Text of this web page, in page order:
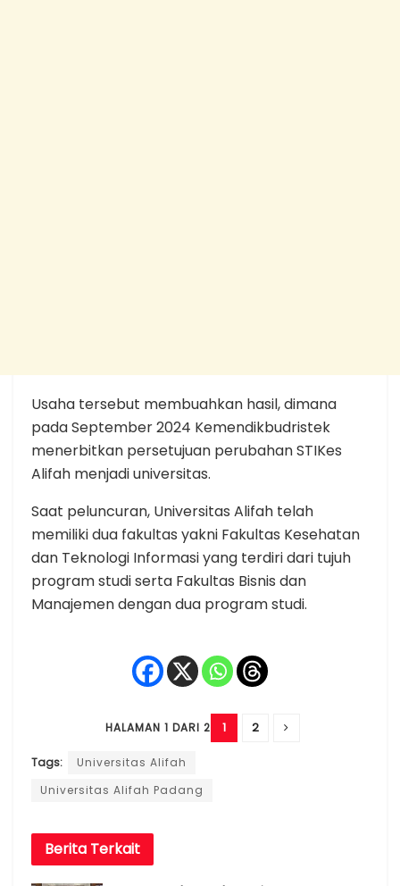
Usaha tersebut membuahkan hasil, dimana
pada September 2024 Kemendikbudristek
menerbitkan persetujuan perubahan STIKes
Alifah menjadi universitas.
Saat peluncuran, Universitas Alifah telah
memiliki dua fakultas yakni Fakultas Kesehatan
dan Teknologi Informasi yang terdiri dari tujuh
program studi serta Fakultas Bisnis dan
Manajemen dengan dua program studi.
HALAMAN 1 DARI 2 1 2
Tags:
Universitas Alifah
Universitas Alifah Padang
Berita Terkait